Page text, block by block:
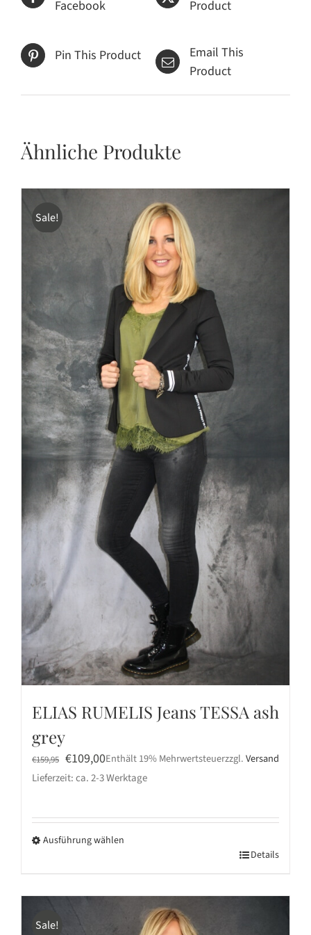
Facebook Product
Pin This Product
Email This
Product
Ähnliche Produkte
Sale!
ELIAS RUMELIS Jeans TESSA ash
grey
€159,95 Ursprünglicher
Preis
€159,95
€109,00Aktueller
Preis
€109,00.
Enthält 19% Mehrwertsteuerzzgl.Versand
Lieferzeit: ca. 2-3 Werktage
Ausführung wählen
weist
Details
Sale!